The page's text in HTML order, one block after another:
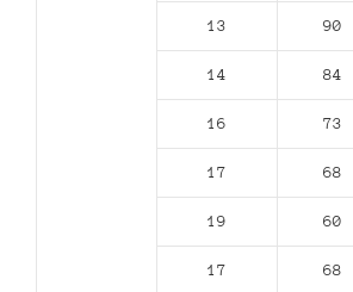
13 90
14 84
16 73
17 68
19 60
17 68